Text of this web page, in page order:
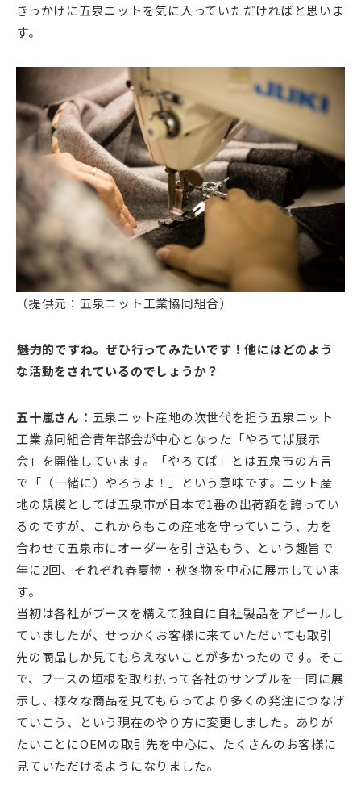
きっかけに五泉ニットを気に入っていただければと思いま
す。
（提供元：五泉ニット工業協同組合）
――魅力的ですね。ぜひ行ってみたいです！他にはどのよう
な活動をされているのでしょうか？
五十嵐さん： 五泉ニット産地の次世代を担う五泉ニット
工業協同組合青年部会が中心となった「やろてば展示
会」を開催しています。「やろてば」とは五泉市の方言
で「（一緒に）やろうよ！」という意味です。ニット産
地の規模としては五泉市が日本で1番の出荷額を誇ってい
るのですが、これからもこの産地を守っていこう、力を
合わせて五泉市にオーダーを引き込もう、という趣旨で
年に2回、それぞれ春夏物・秋冬物を中心に展示していま
す。
当初は各社がブースを構えて独自に自社製品をアピールし
ていましたが、せっかくお客様に来ていただいても取引
先の商品しか見てもらえないことが多かったのです。そこ
で、ブースの垣根を取り払って各社のサンプルを一同に展
示し、様々な商品を見てもらってより多くの発注につなげ
ていこう、という現在のやり方に変更しました。ありが
たいことにOEMの取引先を中心に、たくさんのお客様に
見ていただけるようになりました。